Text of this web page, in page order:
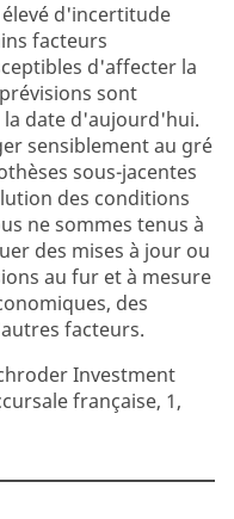
d'incertitude
facteurs
d'affecter la
sont
date d'aujourd'hui.
sensiblement au gré
sous-jacentes
des conditions
ne sommes tenus à
des mises à jour ou
au fur et à mesure
des
facteurs.
Investment
française, 1,